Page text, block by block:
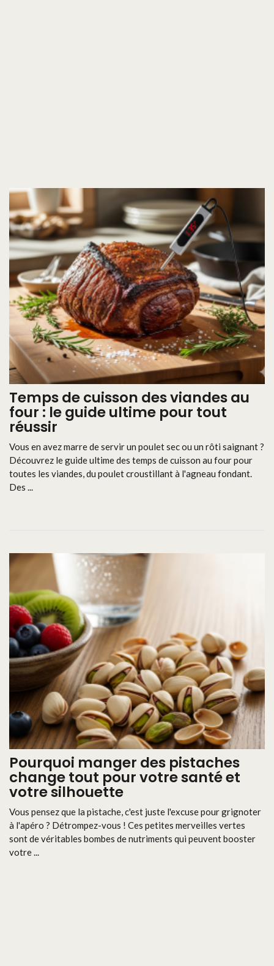
Temps de cuisson des viandes au
four : le guide ultime pour tout
réussir
Vous en avez marre de servir un poulet sec ou un rôti saignant ?
Découvrez le guide ultime des temps de cuisson au four pour
toutes les viandes, du poulet croustillant à l'agneau fondant.
Des ...
Pourquoi manger des pistaches
change tout pour votre santé et
votre silhouette
Vous pensez que la pistache, c'est juste l'excuse pour grignoter
à l'apéro ? Détrompez-vous ! Ces petites merveilles vertes
sont de véritables bombes de nutriments qui peuvent booster
votre ...